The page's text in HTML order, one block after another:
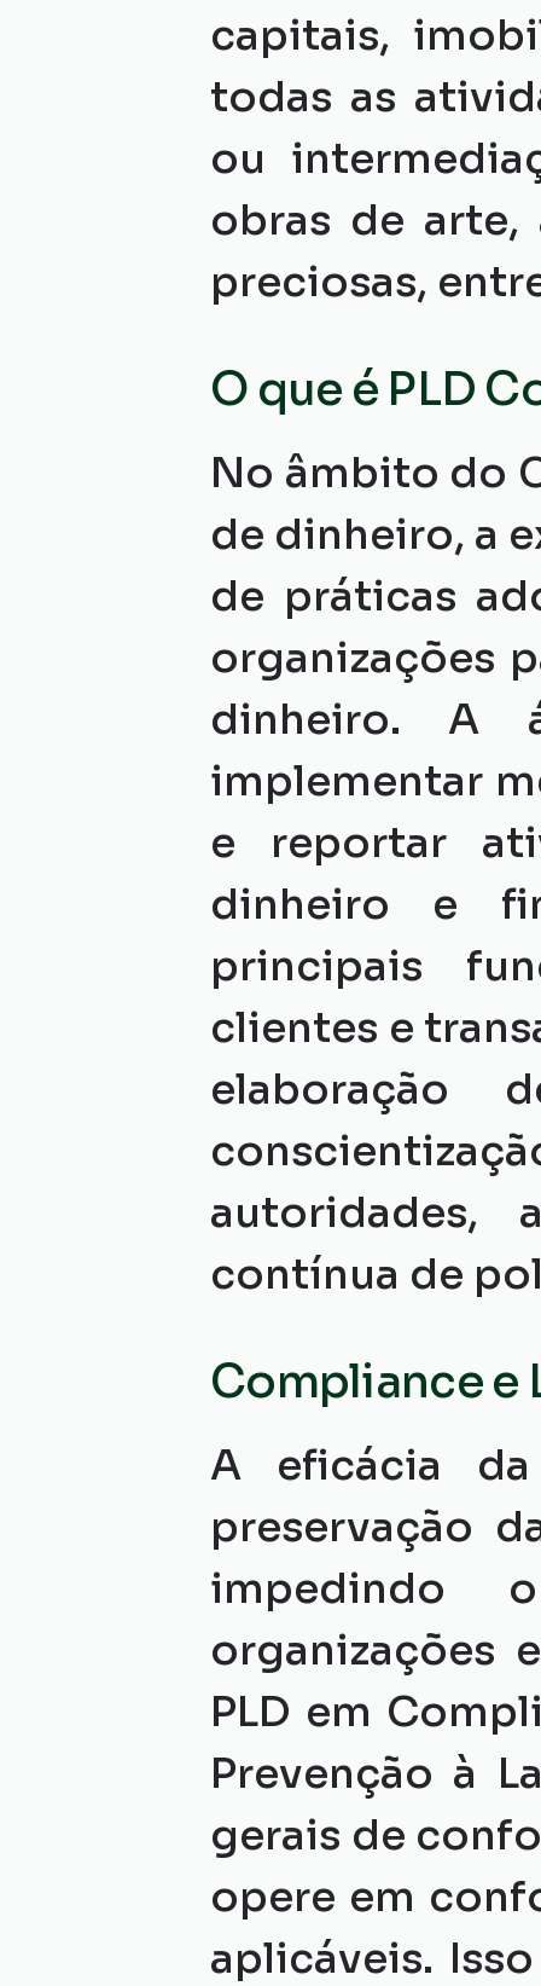
capitais,
todas as
ou
obras de arte,
preciosas,
O que é PLD
No âmbito do
de dinheiro, a
de práticas
organizações
dinheiro. A
implementar
e reportar
dinheiro e
principais
clientes e
elaboração
autoridades,
contínua de
Compliance e
A eficácia
preservação
impedindo
organizações
PLD em
Prevenção à
gerais de
opere em
aplicáveis.